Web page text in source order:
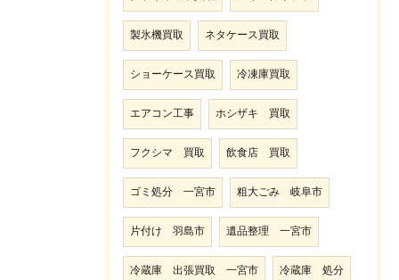
製氷機買取 ネタケース買取
ショーケース買取 冷凍庫買取
エアコン工事 ホシザキ 買取
フクシマ 買取 飲食店 買取
ゴミ処分 一宮市 粗大ごみ 岐阜市
片付け 羽島市 遺品整理 一宮市
冷蔵庫 出張買取 一宮市 冷蔵庫 処分